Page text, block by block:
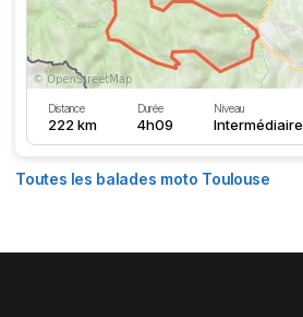
Distance
222 km
Durée
4h09
Niveau
Intermédiaire
Toutes les balades moto Toulouse